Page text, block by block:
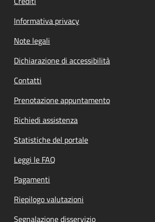
Informativa privacy
Note legali
Dichiarazione di accessibilità
Contatti
Prenotazione appuntamento
Richiedi assistenza
Statistiche del portale
Leggi le FAQ
Pagamenti
Riepilogo valutazioni
Segnalazione disservizio